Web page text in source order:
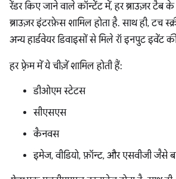
रेंडर किए जाने वाले कॉन्टेंट में, हर ब्राउज़र टैब के
ब्राउज़र इंटरफ़ेस शामिल होता है. साथ ही, टच
अन्य हार्डवेयर डिवाइसों से मिले रॉ इनपुट इवेंट की
हर फ़्रेम में ये चीज़ें शामिल होती हैं:
डीओएम स्टेटस
सीएसएस
कैनवस
इमेज, वीडियो, फ़ॉन्ट, और एसवीजी जैसे